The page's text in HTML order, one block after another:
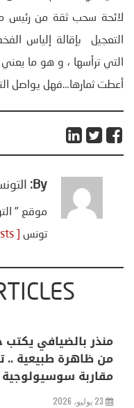
لائحة سحب ثقة من رئيس
التعجيل بإقالة إلياس
التي ترأسها ، و هو ما يعني
أعطت ثمارها…فهل يواصل
By:
موقع "
تونس
منذر بالضيافي يكتب
من ظاهرة طبيعية ..
مقاربة
23 يوليو، 2026